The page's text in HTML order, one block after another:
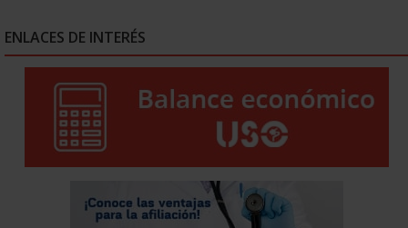
ENLACES DE INTERÉS